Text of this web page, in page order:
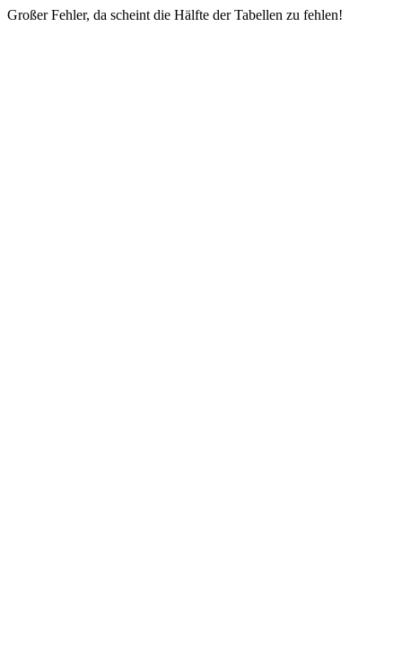
Großer Fehler, da scheint die Hälfte der Tabellen zu fehlen!